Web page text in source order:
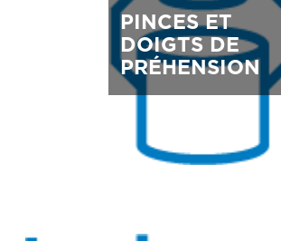
PINCES ET
DOIGTS DE
PRÉHENSION